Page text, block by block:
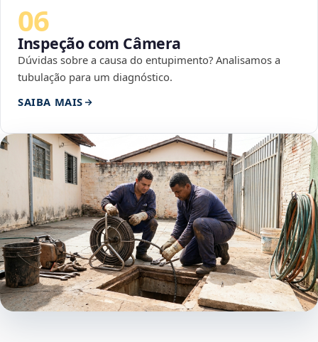
06
Inspeção com Câmera
Dúvidas sobre a causa do entupimento? Analisamos a
tubulação para um diagnóstico.
SAIBA MAIS